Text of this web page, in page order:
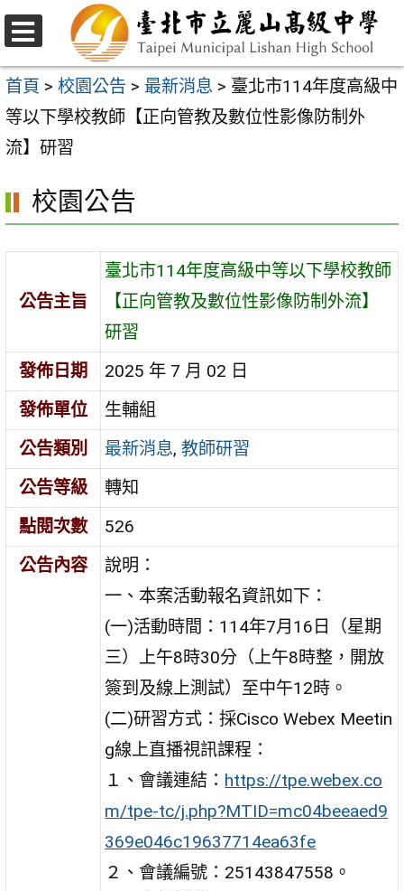
跳
至
主
要
內
區
選
單
首頁 > 校園公告 > 最新消息 > 臺北市114年度高級中
等以下學校教師【正向管教及數位性影像防制外
流】研習
校園公告
公告主旨
臺北市114年度高級中等以下學校教師
【正向管教及數位性影像防制外流】
研習
發佈日期
2025 年 7 月 02 日
發佈單位
生輔組
公告類別
最新消息,教師研習
公告等級
轉知
點閱次數
526
公告內容
說明：
一、本案活動報名資訊如下：
(一)活動時間：114年7月16日（星期
三）上午8時30分（上午8時整，開放
簽到及線上測試）至中午12時。
(二)研習方式：採Cisco Webex Meetin
g線上直播視訊課程：
１、會議連結： https://tpe.webex.co
m/tpe-tc/j.php?MTID=mc04beeaed9
369e046c19637714ea63fe
２、會議編號：25143847558。